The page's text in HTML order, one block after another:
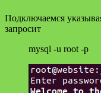
Подключаемся
запросит
mysql -u root -p